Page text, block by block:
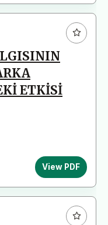
ETKİSİ
View PDF